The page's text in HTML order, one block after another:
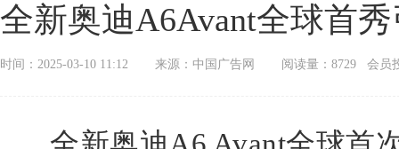
全新奥迪A6Avant全球首
时间：2025-03-10 11:12 来源：中国广告网 阅读量：8729 会员